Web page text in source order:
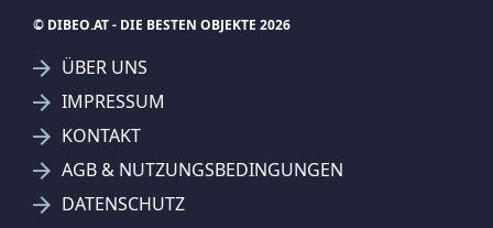
SUCHAGENT ANLEGEN FÜR DIE
AKTUELLEN SUCHKRITERIEN
© DIBEO.AT - DIE BESTEN OBJEKTE 2026
ÜBER UNS
IMPRESSUM
KONTAKT
AGB & NUTZUNGSBEDINGUNGEN
DATENSCHUTZ